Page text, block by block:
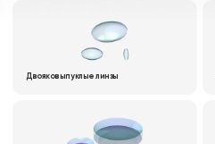
Двояковыпуклые линзы